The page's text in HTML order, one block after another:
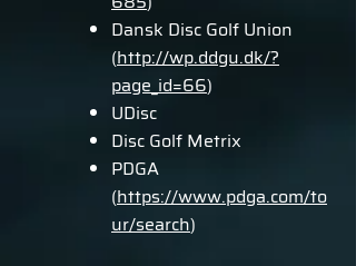
Dansk Disc Golf Union
(http://wp.ddgu.dk/?
page_id=66)
UDisc
Disc Golf Metrix
PDGA
(https://www.pdga.com/to
ur/search)